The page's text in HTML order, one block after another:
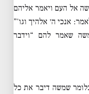
אל העם ויאמר אליהם
אנכי ה׳ אלהיך וגו'”
שאמר להם “וידבר
שמשה דיבר את כל